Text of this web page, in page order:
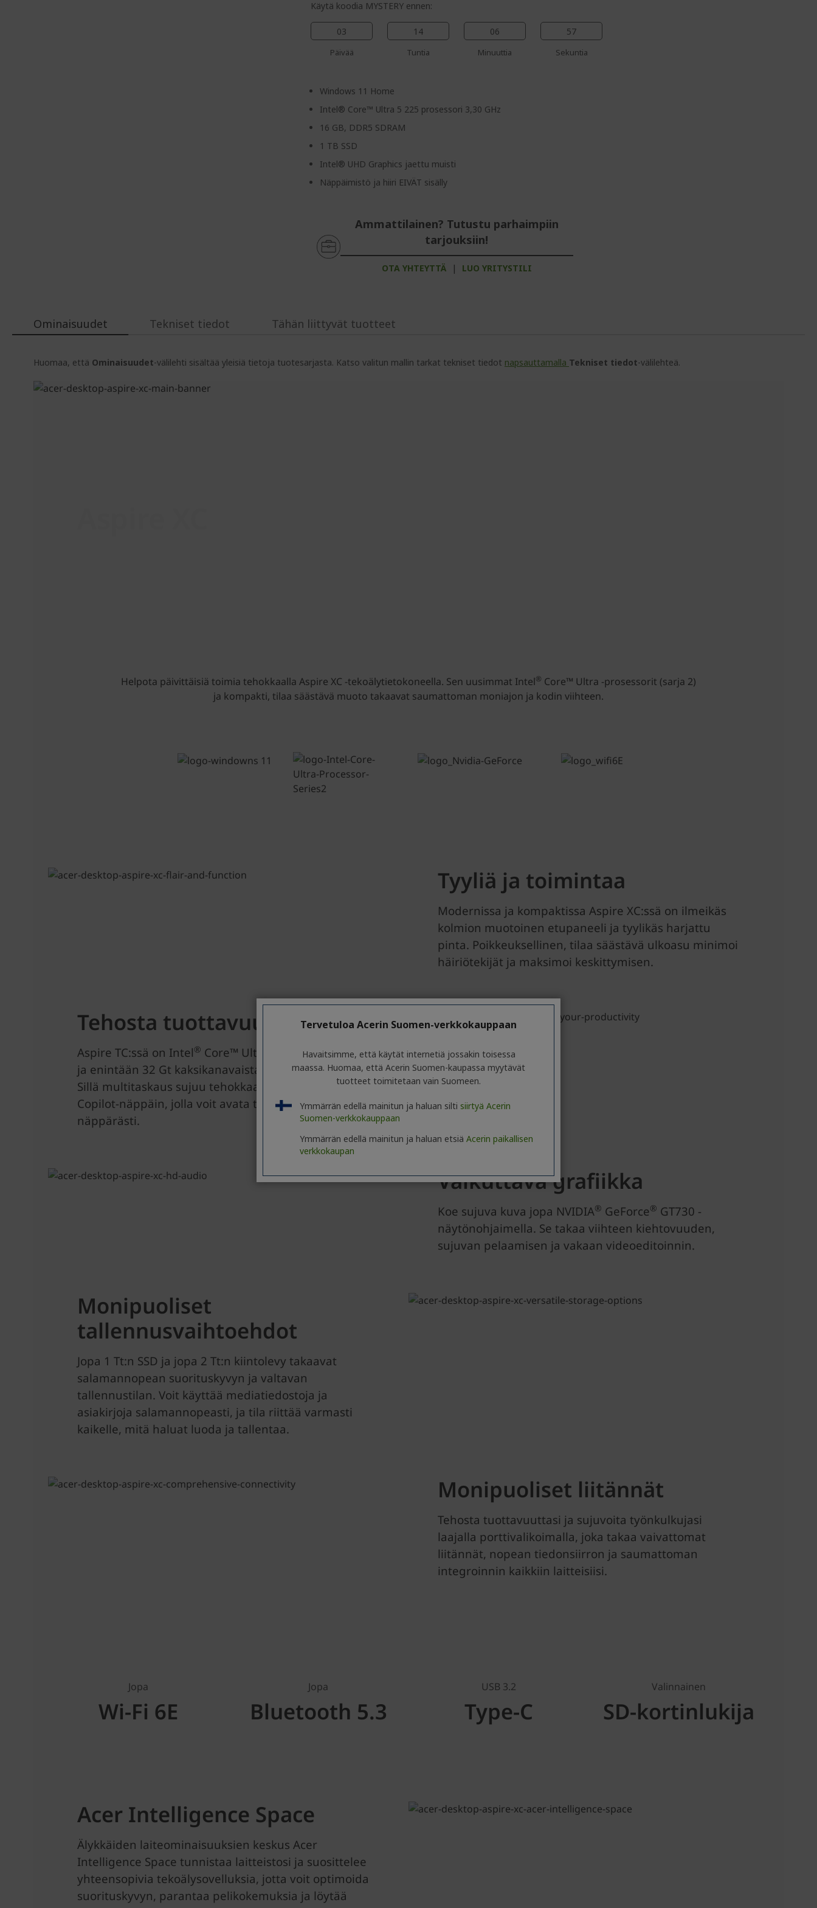
Käytä koodia MYSTERY ennen:
03
Päivää
14
Tuntia
06
Minuuttia
56
Sekuntia
Windows 11 Home
Intel® Core™ Ultra 5 225 prosessori 3,30 GHz
16 GB, DDR5 SDRAM
1 TB SSD
Intel® UHD Graphics jaettu muisti
Näppäimistö ja hiiri EIVÄT sisälly
Ammattilainen? Tutustu parhaimpiin
tarjouksiin!
OTA YHTEYTTÄ | LUO YRITYSTILI
Ominaisuudet
Huomaa, että Ominaisuudet-välilehti sisältää yleisiä tietoja tuotesarjasta. Katso valitun mallin tarkat tekniset tiedot napsauttamalla Tekniset tiedot-välilehteä.
Tekniset tiedot Tähän liittyvät tuotteet
Tervetuloa Acerin Suomen-verkkokauppaan
Havaitsimme, että käytät internetiä jossakin toisessa
maassa. Huomaa, että Acerin Suomen-kaupassa myytävät
tuotteet toimitetaan vain Suomeen.
Ymmärrän edellä mainitun ja haluan silti siirtyä Acerin
Suomen-verkkokauppaan
Ymmärrän edellä mainitun ja haluan etsiä Acerin paikallisen
verkkokaupan